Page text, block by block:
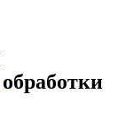
обработки